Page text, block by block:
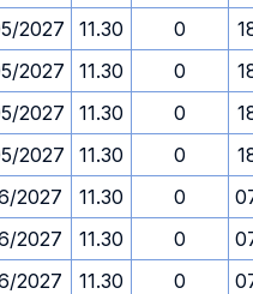
2027 11.30 0
2027 11.30 0
2027 11.30 0
2027 11.30 0
2027 11.30 0
2027 11.30 0
2027 11.30 0